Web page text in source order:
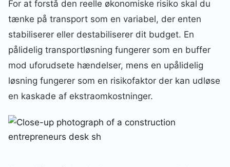
For at forstå den reelle økonomiske risiko skal du
tænke på transport som en variabel, der enten
stabiliserer eller destabiliserer dit budget. En
pålidelig transportløsning fungerer som en buffer
mod uforudsete hændelser, mens en upålidelig
løsning fungerer som en risikofaktor der kan udløse
en kaskade af ekstraomkostninger.